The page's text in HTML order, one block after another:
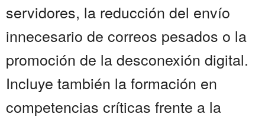
servidores, la reducción del envío
innecesario de correos pesados o la
promoción de la desconexión digital.
Incluye también la formación en
competencias críticas frente a la